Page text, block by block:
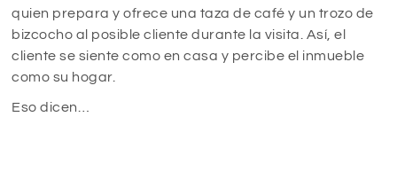
quien prepara y ofrece una taza de café y un trozo de
bizcocho al posible cliente durante la visita. Así, el
cliente se siente como en casa y percibe el inmueble
como su hogar.
Eso dicen…